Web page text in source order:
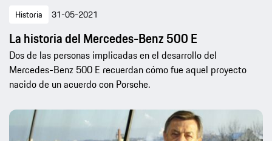
Historia 31-05-2021
La historia del Mercedes-Benz 500 E
Dos de las personas implicadas en el desarrollo del
Mercedes-Benz 500 E recuerdan cómo fue aquel proyecto
nacido de un acuerdo con Porsche.